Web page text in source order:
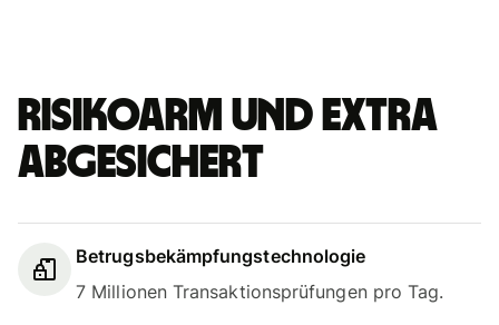
Risikoarm und extra
abgesichert
Betrugsbekämpfungstechnologie
7 Millionen Transaktionsprüfungen pro Tag.